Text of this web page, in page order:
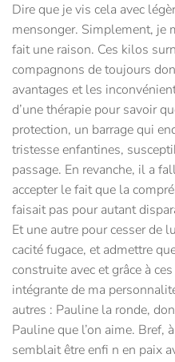
Dire que je vis cela avec
mensonger. Simplement, je
fait une raison. Ces kilos
compagnons de toujours
avantages et les
d’une thérapie pour savoir
protection, un barrage qui
tristesse enfantines,
passage. En revanche, il a
accepter le fait que la
faisait pas pour autant
Et une autre pour cesser de
cacité fugace, et admettre
construite avec et grâce à
intégrante de ma
autres : Pauline la ronde,
Pauline que l’on aime. Bref,
semblait être enfi n en paix